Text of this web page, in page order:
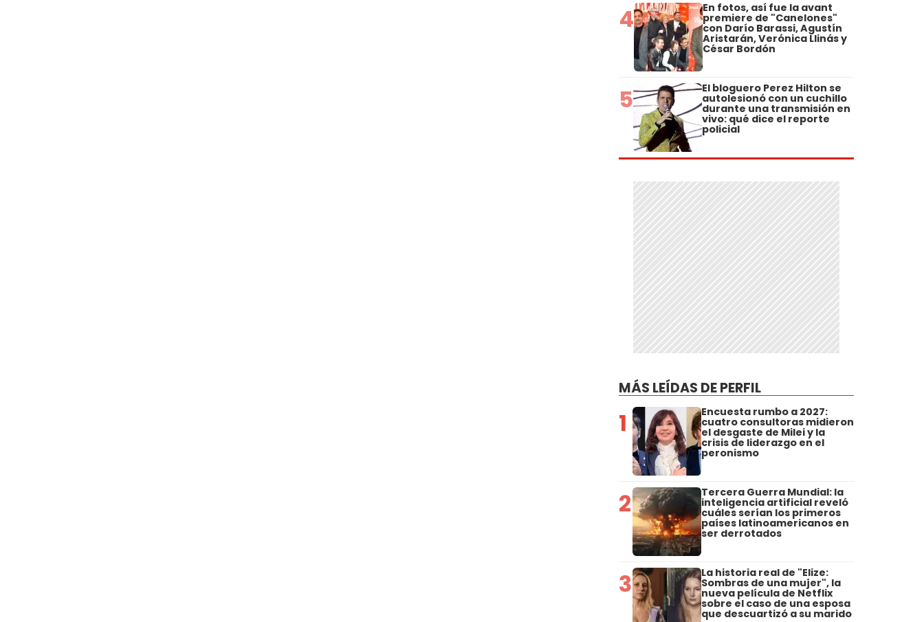
4 En fotos, así fue la avant
premiere de "Canelones"
con Darío Barassi, Agustín
Aristarán, Verónica Llinás y
César Bordón
5 El bloguero Perez Hilton se
autolesionó con un cuchillo
durante una transmisión en
vivo: qué dice el reporte
policial
MÁS LEÍDAS DE PERFIL
1 Encuesta rumbo a 2027:
cuatro consultoras midieron
el desgaste de Milei y la
crisis de liderazgo en el
peronismo
2 Tercera Guerra Mundial: la
inteligencia artificial reveló
cuáles serían los primeros
países latinoamericanos en
ser derrotados
3 La historia real de "Elize:
Sombras de una mujer", la
nueva película de Netflix
sobre el caso de una esposa
que descuartizó a su marido